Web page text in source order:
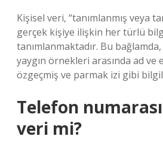
Kişisel veri, “tanımlanmış veya
gerçek kişiye ilişkin her türlü
tanımlanmaktadır. Bu
yaygın örnekleri arasında ad ve
özgeçmiş ve parmak izi gibi
Telefon
veri mi?